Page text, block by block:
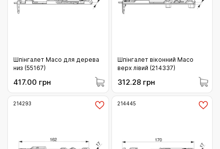
Шпінгалет Maco для дерева
низ (55167)
417.00 грн
Шпінгалет віконний Maco
верх лівий (214337)
312.28 грн
214293 214445